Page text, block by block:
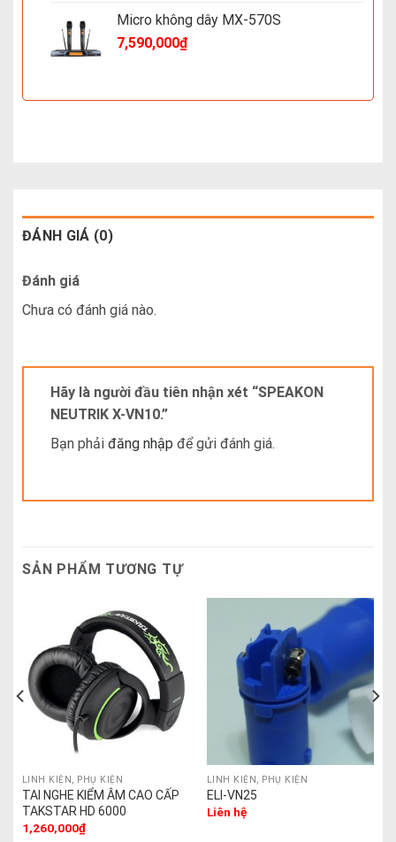
Micro không dây MX-570S
7,590,000₫
ĐÁNH GIÁ (0)
Đánh giá
Chưa có đánh giá nào.
Hãy là người đầu tiên nhận xét “SPEAKON
NEUTRIK X-VN10.”
Bạn phải đăng nhập để gửi đánh giá.
SẢN PHẨM TƯƠNG TỰ
LINH KIỆN, PHỤ KIỆN
TAI NGHE KIỂM ÂM CAO CẤP
TAKSTAR HD 6000
1,260,000₫
LINH KIỆN, PHỤ KIỆN
ELI-VN25
Liên hệ